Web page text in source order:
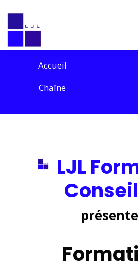
Se
Accueil
Chaîne
LJL
Conseil
For